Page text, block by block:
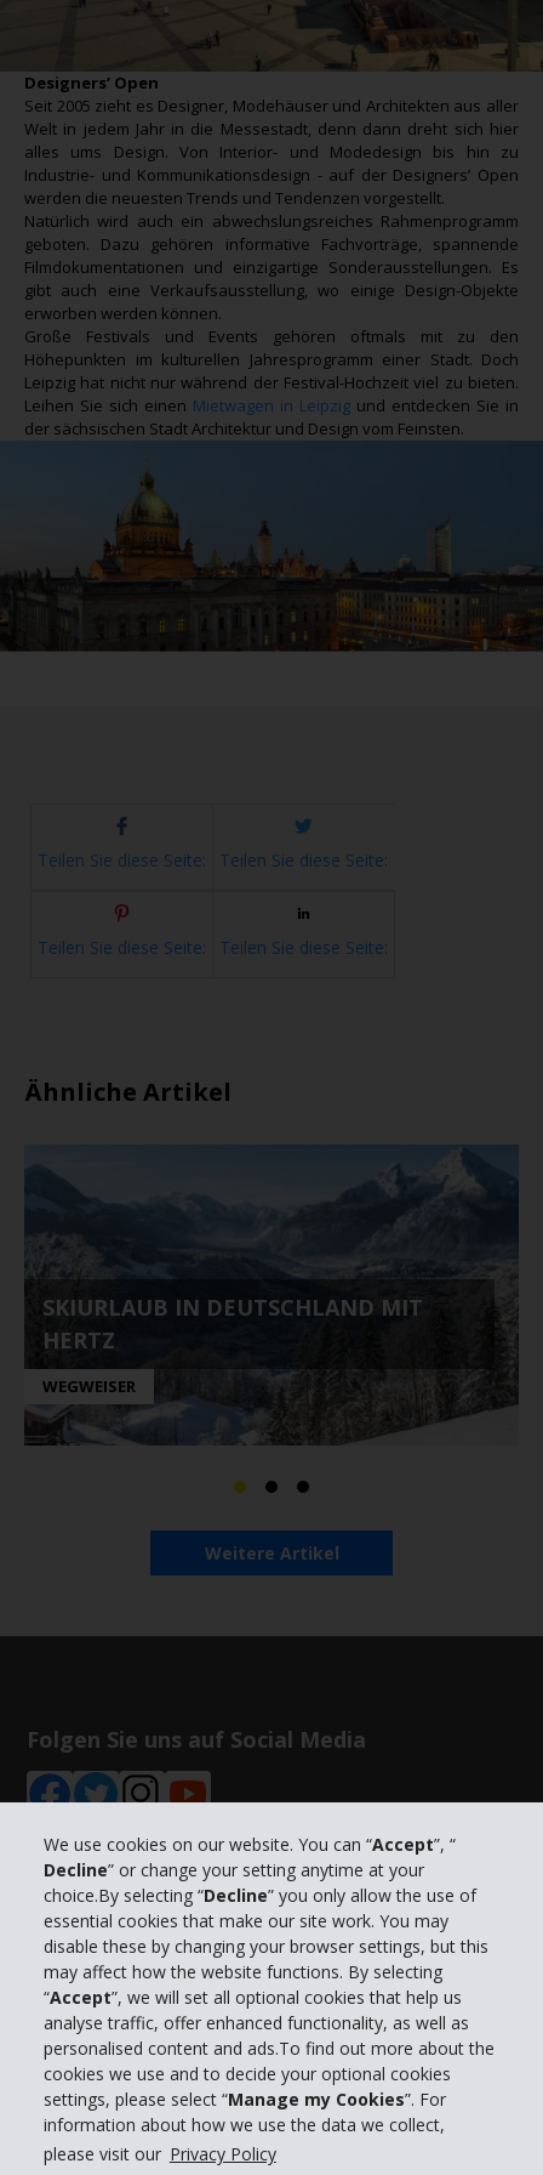
We use cookies on our website. You can “Accept”, “
Decline” or change your setting anytime at your
choice.By selecting “Decline” you only allow the use of
essential cookies that make our site work. You may
disable these by changing your browser settings, but this
may affect how the website functions. By selecting
“Accept”, we will set all optional cookies that help us
analyse traffic, offer enhanced functionality, as well as
personalised content and ads.To find out more about the
cookies we use and to decide your optional cookies
settings, please select “Manage my Cookies”. For
information about how we use the data we collect,
please visit our Privacy Policy
Designers’ Open
Seit 2005 zieht es Designer, Modehäuser und Architekten aus aller
Welt in jedem Jahr in die Messestadt, denn dann dreht sich hier
alles ums Design. Von Interior- und Modedesign bis hin zu
Industrie- und Kommunikationsdesign - auf der Designers’ Open
werden die neuesten Trends und Tendenzen vorgestellt.
Natürlich wird auch ein abwechslungsreiches Rahmenprogramm
geboten. Dazu gehören informative Fachvorträge, spannende
Filmdokumentationen und einzigartige Sonderausstellungen. Es
gibt auch eine Verkaufsausstellung, wo einige Design-Objekte
erworben werden können.
Große Festivals und Events gehören oftmals mit zu den
Höhepunkten im kulturellen Jahresprogramm einer Stadt. Doch
Leipzig hat nicht nur während der Festival-Hochzeit viel zu bieten.
Leihen Sie sich einen Mietwagen in Leipzig und entdecken Sie in
der sächsischen Stadt Architektur und Design vom Feinsten.
Teilen Sie diese Seite: Teilen Sie diese Seite:
Teilen Sie diese Seite: Teilen Sie diese Seite:
Ähnliche Artikel
SKIURLAUB IN DEUTSCHLAND MIT
HERTZ
WEGWEISER
Weitere Artikel
Folgen Sie uns auf Social Media
Unternehmensinformation
Partner
Kundenservice
Mieten bei Hertz